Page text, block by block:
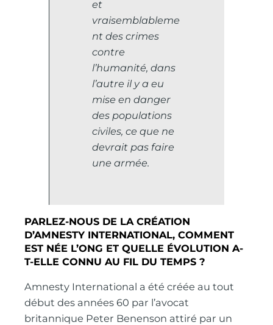
et
vraisemblableme
nt des crimes
contre
l’humanité, dans
l’autre il y a eu
mise en danger
des populations
civiles, ce que ne
devrait pas faire
une armée.
PARLEZ-NOUS DE LA CRÉATION
D’AMNESTY INTERNATIONAL, COMMENT
EST NÉE L’ONG ET QUELLE ÉVOLUTION A-
T-ELLE CONNU AU FIL DU TEMPS ?
Amnesty International a été créée au tout
début des années 60 par l’avocat
britannique Peter Benenson attiré par un